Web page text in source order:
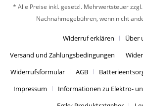
* Alle Preise inkl. gesetzl. Mehrwertsteuer zzgl.
Nachnahmegebühren, wenn nicht
Widerruf erklären
Über
Versand und Zahlungsbedingungen
Widerrufsformular
AGB
Impressum
Informationen zu Elektro-